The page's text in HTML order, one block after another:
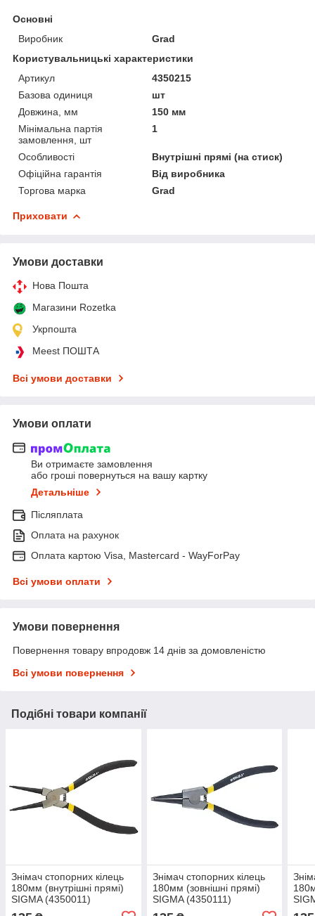
Основні
Виробник
Grad
Користувальницькі характеристики
Артикул
4350215
Базова одиниця
шт
Довжина, мм
150 мм
Мінімальна партія
замовлення, шт
1
Особливості
Внутрішні прямі (на стиск)
Офіційна гарантія
Від виробника
Торгова марка
Grad
Приховати
Умови доставки
Нова Пошта
Магазини Rozetka
Укрпошта
Meest ПОШТА
Всі умови доставки
Умови оплати
Ви отримаєте замовлення
або гроші повернуться на вашу картку
Детальніше
Післяплата
Оплата на рахунок
Оплата картою Visa, Mastercard - WayForPay
Всі умови оплати
Умови повернення
Повернення товару впродовж 14 днів за домовленістю
Всі умови повернення
Подібні товари компанії
Знімач стопорних кілець
180мм (внутрішні прямі)
SIGMA (4350011)
Знімач стопорних кілець
180мм (зовнішні прямі)
SIGMA (4350111)